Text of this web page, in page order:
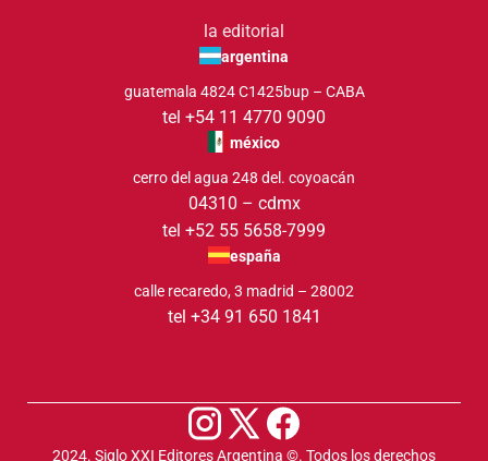
la editorial
argentina
guatemala 4824 C1425bup – CABA
tel +54 11 4770 9090
méxico
cerro del agua 248 del. coyoacán
04310 – cdmx
tel +52 55 5658-7999
españa
calle recaredo, 3 madrid – 28002
tel +34 91 650 1841
2024. Siglo XXI Editores Argentina ©️. Todos los derechos